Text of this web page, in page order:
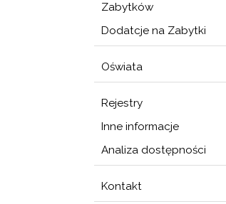
Zabytków
Dodatcje na Zabytki
Oświata
Rejestry
Inne informacje
Analiza dostępności
Kontakt